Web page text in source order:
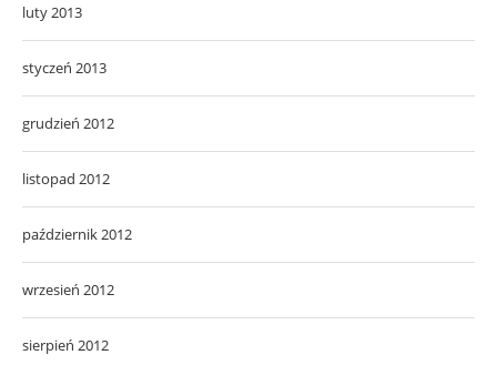
luty 2013
styczeń 2013
grudzień 2012
listopad 2012
październik 2012
wrzesień 2012
sierpień 2012